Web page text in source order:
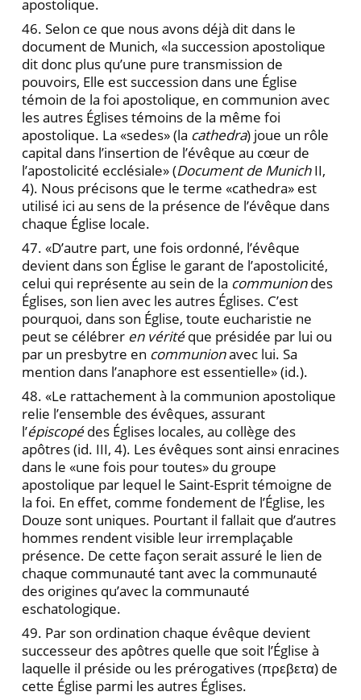
apostolique.
46. Selon ce que nous avons déjà dit dans le
document de Munich, «la succession apostolique
dit donc plus qu’une pure transmission de
pouvoirs, Elle est succession dans une Église
témoin de la foi apostolique, en communion avec
les autres Églises témoins de la même foi
apostolique. La «sedes» (la cathedra) joue un rôle
capital dans l’insertion de l’évêque au cœur de
l’apostolicité ecclésiale» (Document de MunichII,
4). Nous précisons que le terme «cathedra» est
utilisé ici au sens de la présence de l’évêque dans
chaque Église locale.
47. «D’autre part, une fois ordonné, l’évêque
devient dans son Église le garant de l’apostolicité,
celui qui représente au sein de la communiondes
Églises, son lien avec les autres Églises. C’est
pourquoi, dans son Église, toute eucharistie ne
peut se célébrer en véritéque présidée par lui ou
par un presbytre en communionavec lui. Sa
mention dans l’anaphore est essentielle» (id.).
48. «Le rattachement à la communion apostolique
relie l’ensemble des évêques, assurant
l’épiscopédes Églises locales, au collège des
apôtres (id. III, 4). Les évêques sont ainsi enracines
dans le «une fois pour toutes» du groupe
apostolique par lequel le Saint-Esprit témoigne de
la foi. En effet, comme fondement de l’Église, les
Douze sont uniques. Pourtant il fallait que d’autres
hommes rendent visible leur irremplaçable
présence. De cette façon serait assuré le lien de
chaque communauté tant avec la communauté
des origines qu’avec la communauté
eschatologique.
49. Par son ordination chaque évêque devient
successeur des apôtres quelle que soit l’Église à
laquelle il préside ou les prérogatives (πρεβετα) de
cette Église parmi les autres Églises.